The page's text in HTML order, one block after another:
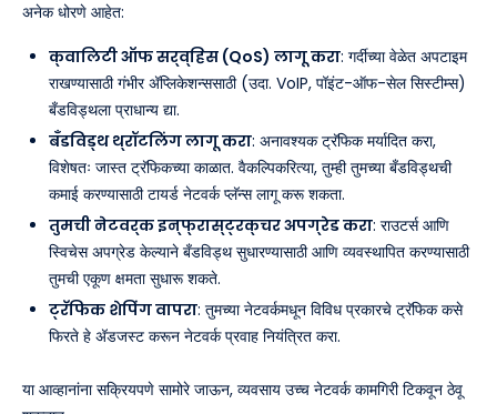
अनेक धोरणे आहेत:
क्वालिटी ऑफ सर्व्हिस (QoS) लागू करा: गर्दीच्या वेळेत अपटाइम
राखण्यासाठी गंभीर अ‍ॅप्लिकेशन्ससाठी (उदा. VoIP, पॉइंट-ऑफ-सेल सिस्टीम्स)
बँडविड्थला प्राधान्य द्या.
बँडविड्थ थ्रॉटलिंग लागू करा: अनावश्यक ट्रॅफिक मर्यादित करा,
विशेषतः जास्त ट्रॅफिकच्या काळात. वैकल्पिकरित्या, तुम्ही तुमच्या बँडविड्थची
कमाई करण्यासाठी टायर्ड नेटवर्क प्लॅन्स लागू करू शकता.
तुमची नेटवर्क इन्फ्रास्ट्रक्चर अपग्रेड करा: राउटर्स आणि
स्विचेस अपग्रेड केल्याने बँडविड्थ सुधारण्यासाठी आणि व्यवस्थापित करण्यासाठी
तुमची एकूण क्षमता सुधारू शकते.
ट्रॅफिक शेपिंग वापरा: तुमच्या नेटवर्कमधून विविध प्रकारचे ट्रॅफिक कसे
फिरते हे अ‍ॅडजस्ट करून नेटवर्क प्रवाह नियंत्रित करा.
या आव्हानांना सक्रियपणे सामोरे जाऊन, व्यवसाय उच्च नेटवर्क कामगिरी टिकवून ठेवू